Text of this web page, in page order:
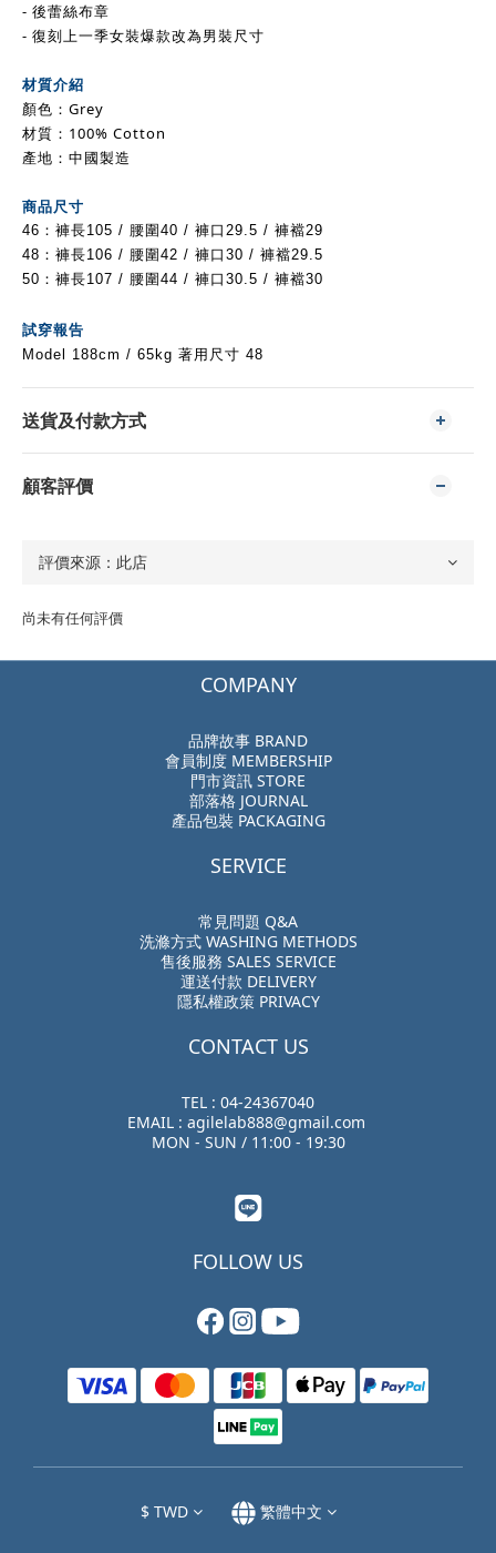
- 後蕾絲布章
- 復刻上一季女裝爆款改為男裝尺寸
材質介紹
顏色：Grey
材質：100% Cotton
產地：中國製造
商品尺寸
46：褲長105 / 腰圍40 / 褲口29.5 / 褲襠29
48： 褲長106 / 腰圍42 / 褲口30 / 褲襠29.5
50： 褲長107 / 腰圍44 / 褲口30.5 / 褲襠30
試穿報告
Model 188cm / 65kg 著用尺寸 48
送貨及付款方式
顧客評價
尚未有任何評價
COMPANY
品牌故事 BRAND
會員制度 MEMBERSHIP
門市資訊 STORE
部落格 JOURNAL
產品包裝 PACKAGING
SERVICE
常見問題 Q&A
洗滌方式 WASHING METHODS
售後服務 SALES SERVICE
運送付款 DELIVERY
隱私權政策 PRIVACY
CONTACT US
TEL : 04-24367040
EMAIL : agilelab888@gmail.com
MON - SUN / 11:00 - 19:30
FOLLOW US
$ TWD 繁體中文